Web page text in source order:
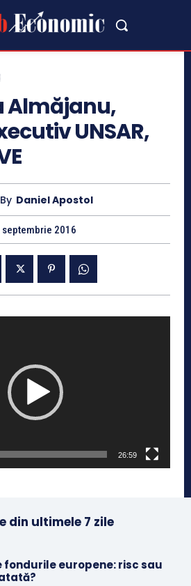
Almăjanu,
UNSAR,
By Daniel Apostol
septembrie 2016
26:59
din ultimele 7 zile
fondurile europene: risc sau